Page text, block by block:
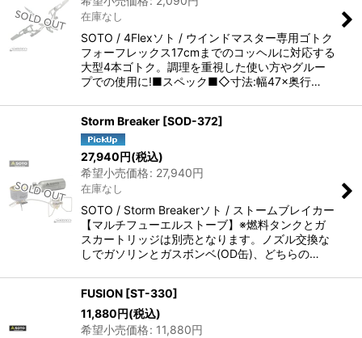
在庫なし
SOTO / 4Flexソト / ウインドマスター専用ゴトク
フォーフレックス17cmまでのコッヘルに対応する
大型4本ゴトク。調理を重視した使い方やグルー
プでの使用に!■スペック■◇寸法:幅47×奥行…
Storm Breaker [SOD-372]
27,940円(税込)
希望小売価格: 27,940円
在庫なし
SOTO / Storm Breakerソト / ストームブレイカー
【マルチフューエルストーブ】※燃料タンクとガ
スカートリッジは別売となります。ノズル交換な
しでガソリンとガスボンベ(OD缶)、どちらの…
FUSION [ST-330]
11,880円(税込)
希望小売価格: 11,880円